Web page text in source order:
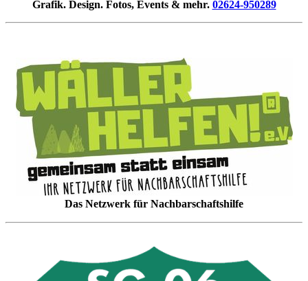
Grafik. Design. Fotos, Events & mehr. 02624-950289
Das Netzwerk für Nachbarschaftshilfe